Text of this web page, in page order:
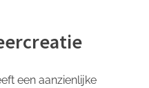
een aanzienlijke